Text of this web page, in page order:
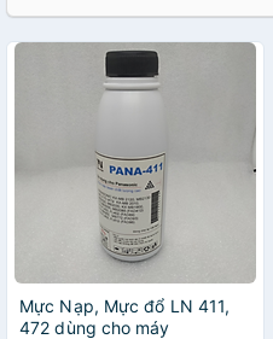
Mực Nạp, Mực đổ LN 411,
472 dùng cho máy